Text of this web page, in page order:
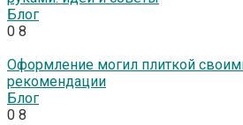
Блог
0 8
Оформление могил плиткой
рекомендации
Блог
0 8